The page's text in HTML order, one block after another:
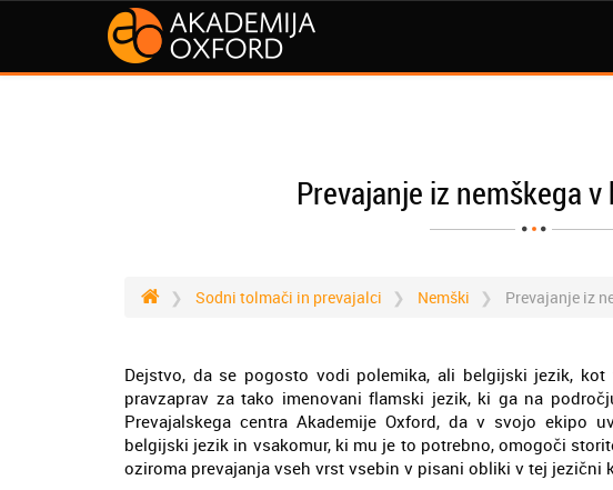
Prevajanje iz nemškega
Sodni tolmači in prevajalci Nemški Prevajanje iz
Dejstvo, da se pogosto vodi polemika, ali belgijski jezik,
pravzaprav za tako imenovani flamski jezik, ki ga na
Prevajalskega centra Akademije Oxford, da v svojo ekipo
belgijski jezik in vsakomur, ki mu je to potrebno, omogoči
oziroma prevajanja vseh vrst vsebin v pisani obliki v tej jezični